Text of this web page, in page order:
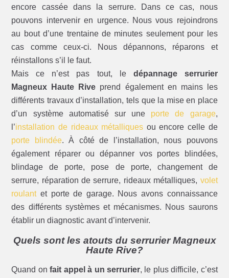
encore cassée dans la serrure. Dans ce cas, nous
pouvons intervenir en urgence. Nous vous rejoindrons
au bout d’une trentaine de minutes seulement pour les
cas comme ceux-ci. Nous dépannons, réparons et
réinstallons s’il le faut.
Mais ce n’est pas tout, le dépannage serrurier
Magneux Haute Rive prend également en mains les
différents travaux d’installation, tels que la mise en place
d’un système automatisé sur une porte de garage,
l’installation de rideaux métalliques ou encore celle de
porte blindée. À côté de l’installation, nous pouvons
également réparer ou dépanner vos portes blindées,
blindage de porte, pose de porte, changement de
serrure, réparation de serrure, rideaux métalliques, volet
roulantet porte de garage. Nous avons connaissance
des différents systèmes et mécanismes. Nous saurons
établir un diagnostic avant d’intervenir.
Quels sont les atouts du serrurier Magneux
Haute Rive?
Quand onfait appel à un serrurier, le plus difficile, c’est